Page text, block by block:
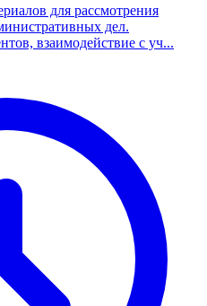
для рассмотрения
дел.
взаимодействие с уч...